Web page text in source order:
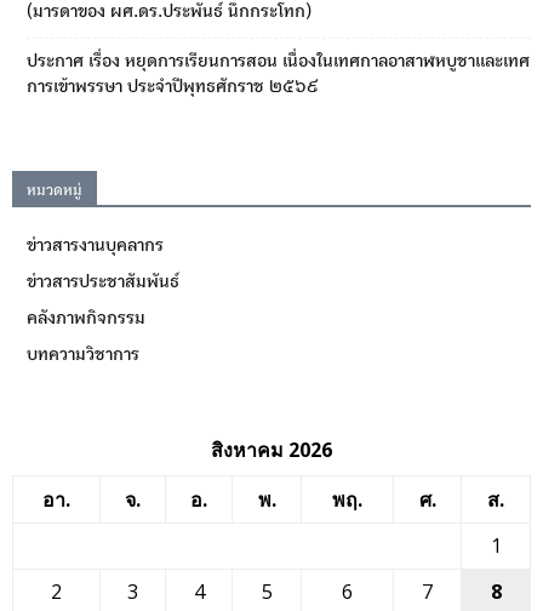
(มารดาของ ผศ.ดร.ประพันธ์ นึกกระโทก)
ประกาศ เรื่อง หยุดการเรียนการสอน เนื่องในเทศกาลอาสาฬหบูชาและเทศ
การเข้าพรรษา ประจำปีพุทธศักราช ๒๕๖๙
หมวดหมู่
ข่าวสารงานบุคลากร
ข่าวสารประชาสัมพันธ์
คลังภาพกิจกรรม
บทความวิชาการ
สิงหาคม 2026
อา.
จ. อ. พ. พฤ. ศ.
ส.
1
2
3 4 5 6 7 8